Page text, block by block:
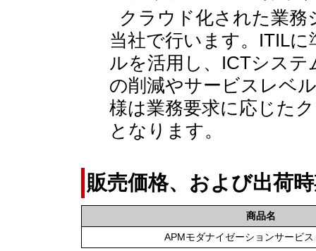
クラウド化された業
当社で行います。ITIL
ルを活用し、ICTシス
の削減やサービスレベ
様は業務要求に応じた
となります。
販売価格、および出荷
商品名
APMモダナイゼーションサービ